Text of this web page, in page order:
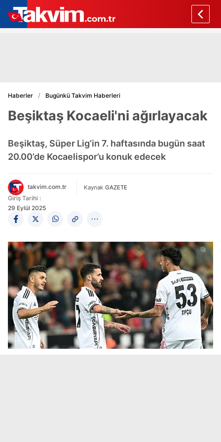
Haberler Bugünkü Takvim Haberleri
Beşiktaş Kocaeli'ni ağırlayacak
Beşiktaş, Süper Lig’in 7. haftasında bugün saat
20.00’de Kocaelispor’u konuk edecek
takvim.com.tr Kaynak GAZETE
Giriş Tarihi :
29 Eylül 2025